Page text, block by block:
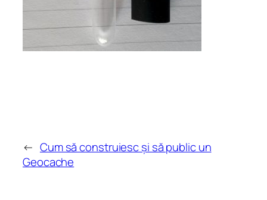
← Cum să construiesc și să public un
Geocache